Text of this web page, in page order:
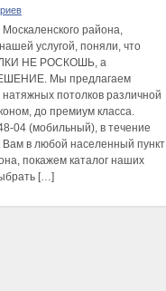
района,
услугой, поняли, что
НЕ РОСКОШЬ, а
Мы предлагаем
потолков различной
до премиум класса.
04 (мобильный), в течение
Вам в любой населенный пункт
покажем каталог наших
[…]